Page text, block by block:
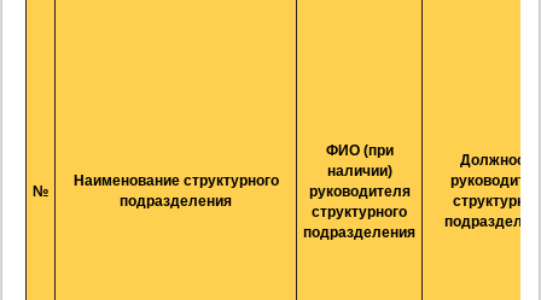
№
Наименование структурного
подразделения
ФИО (при
наличии)
руководителя
структурного
подразделения
Должность